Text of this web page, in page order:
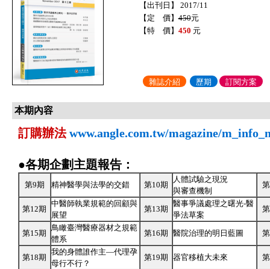
【出刊日】 2017/11
【定 價】450元
【特 價】 450 元
雜誌介紹 歷期 訂閱方案
本期內容
訂購辦法 www.angle.com.tw/magazine/
●各期企劃主題報告：
第9期 精神醫學與法學的交錯 第10期
人體試驗之現況
與審查機制
第12期
中醫師執業規範的回顧與
展望
第13期
醫事爭議處理之曙光-醫
爭法草案
第15期
鳥瞰臺灣醫療器材之規範
體系
第16期 醫院治理的明日藍圖
第18期
我的身體誰作主—代理孕
母行不行？
第19期 器官移植大未來